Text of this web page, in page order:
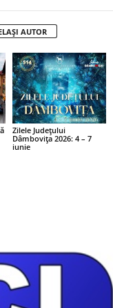
AUTOR
Zilele Județului
Dâmbovița 2026: 4 – 7
iunie